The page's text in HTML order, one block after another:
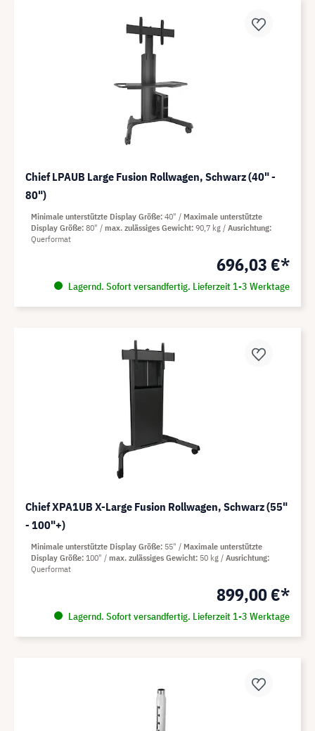
Chief LPAUB Large Fusion Rollwagen, Schwarz (40" -
80")
696,03 €*
Lagernd. Sofort versandfertig. Lieferzeit 1-3 Werktage
Minimale unterstützte Display Größe 40"
Maximale unterstützte
Display Größe 80" max. zulässiges Gewicht 90,7 kg
Ausrichtung
Querformat
Chief XPA1UB X-Large Fusion Rollwagen, Schwarz (55"
- 100"+)
899,00 €*
Lagernd. Sofort versandfertig. Lieferzeit 1-3 Werktage
Minimale unterstützte Display Größe 55"
Maximale unterstützte
Display Größe 100" max. zulässiges Gewicht 50 kg
Ausrichtung
Querformat